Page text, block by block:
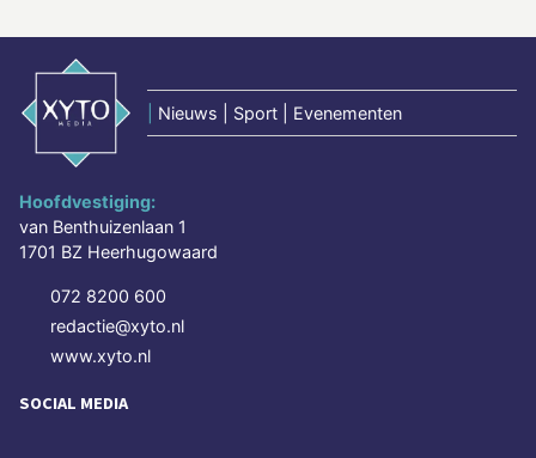
Nieuws | Sport | Evenementen
Hoofdvestiging:
van Benthuizenlaan 1
1701 BZ Heerhugowaard
072 8200 600
redactie@xyto.nl
www.xyto.nl
SOCIAL MEDIA